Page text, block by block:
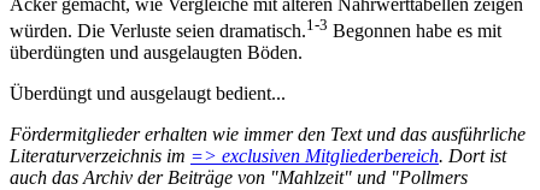
würden. Die Verluste seien dramatisch.1-3 Begonnen habe es mit
überdüngten und ausgelaugten Böden.
Überdüngt und ausgelaugt bedient...
Fördermitglieder erhalten wie immer den Text und das ausführliche
Literaturverzeichnis im => exclusiven Mitgliederbereich. Dort ist
auch das Archiv der Beiträge von "Mahlzeit" und "Pollmers